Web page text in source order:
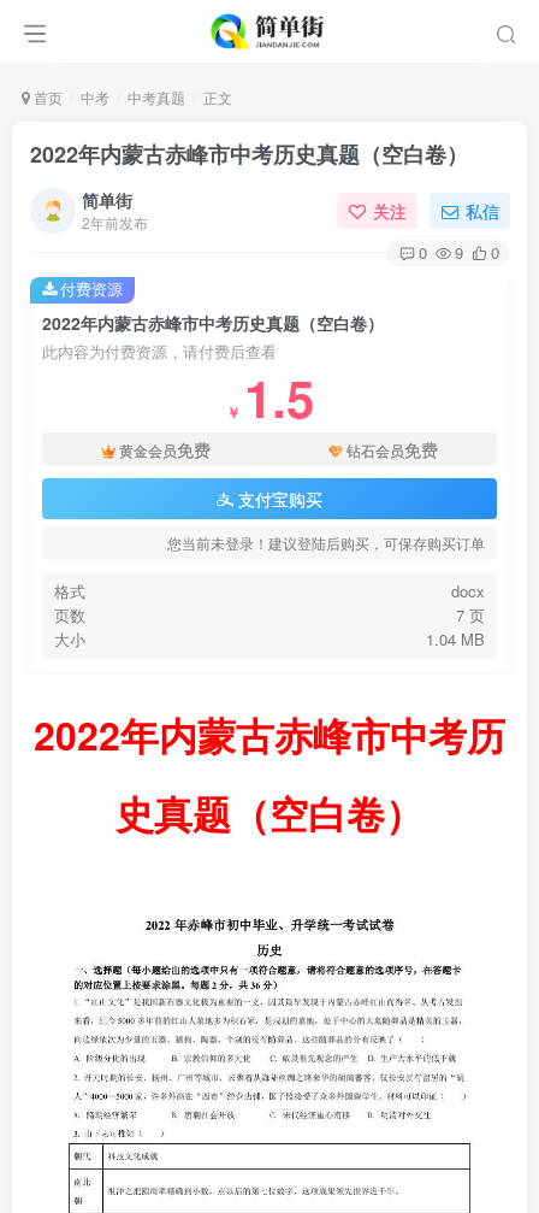
首页 中考 中考真题 正文
2022年内蒙古赤峰市中考历史真题（空白卷）
简单街
2年前发布 关注 私信
0 9 0
2022年内蒙古赤峰市中考历史真题（空白卷）
此内容为付费资源，请付费后查看
￥ 1.5
黄金会员免费 钻石会员免费
支付宝购买
您当前未登录！建议登陆后购买，可保存购买订单
格式
docx
页数
7 页
大小
1.04 MB
付费资源
2022年内蒙古赤峰市中考历
史真题（空白卷）